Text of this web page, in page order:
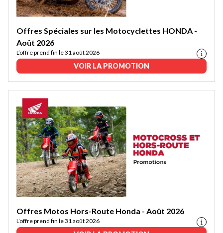
Offres Spéciales sur les Motocyclettes HONDA -
Août 2026
L’offre prend fin le 31 août 2026
VOIR LA PROMOTION
Offres Motos Hors-Route Honda - Août 2026
L’offre prend fin le 31 août 2026